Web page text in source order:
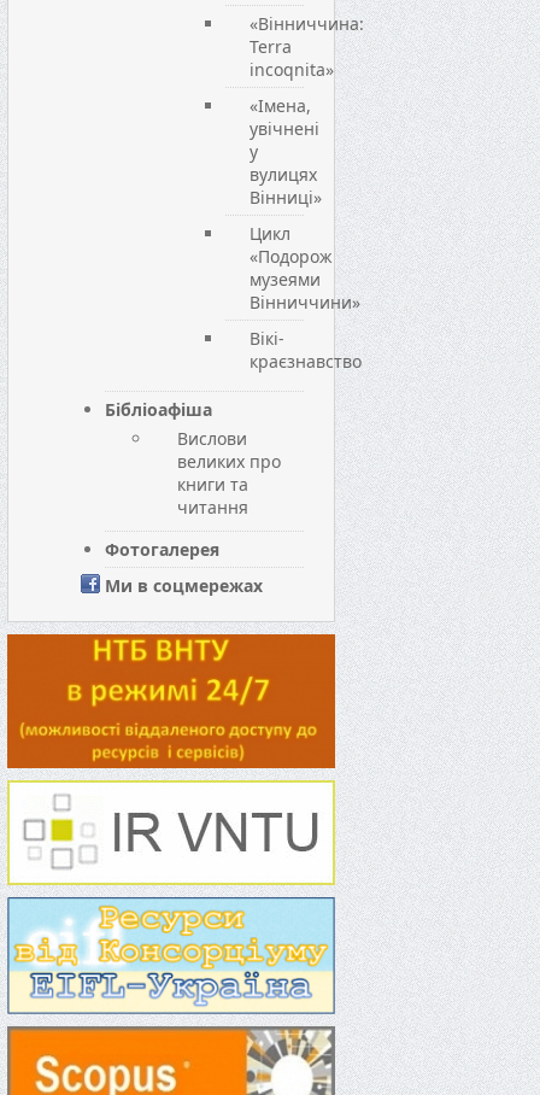
«Вінниччина:
Terra
incoqnita»
«Імена,
увічнені
у
вулицях
Вінниці»
Цикл
«Подорож
музеями
Вінниччини»
Вікі-
краєзнавство
Бібліоафіша
Вислови
великих про
книги та
читання
Фотогалерея
Ми в соцмережах